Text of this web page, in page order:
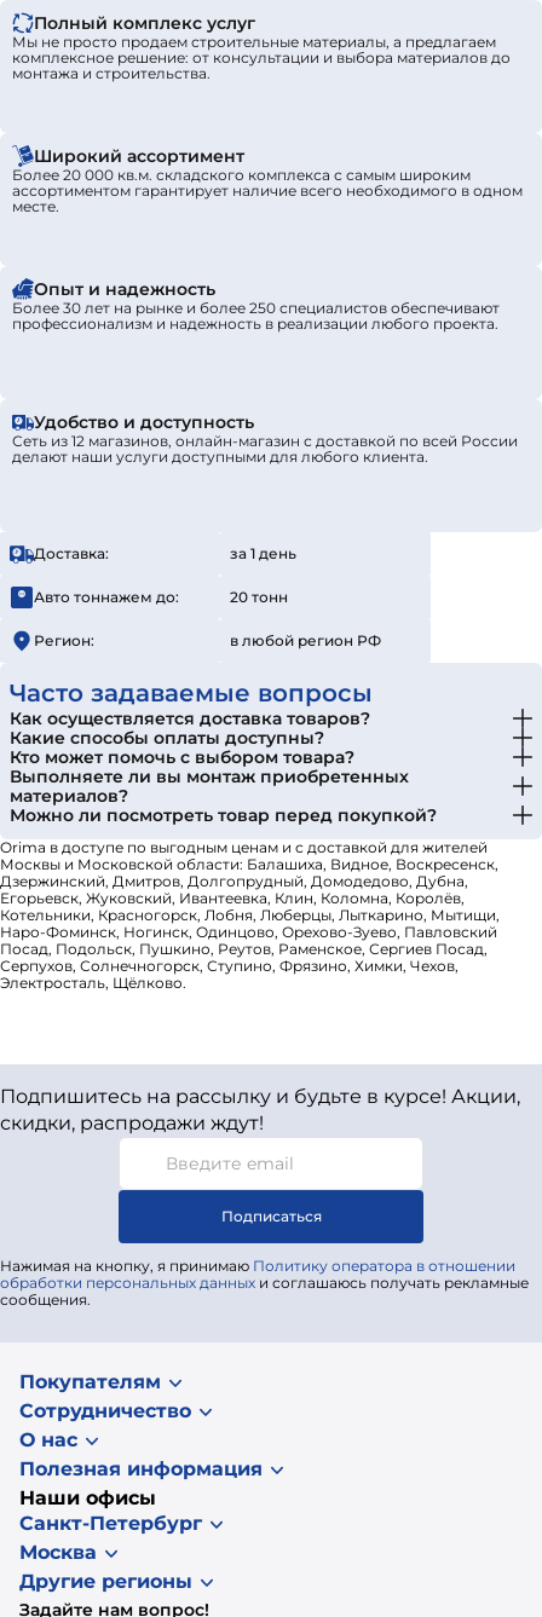
Полный комплекс услуг
Мы не просто продаем строительные материалы, а предлагаем
комплексное решение: от консультации и выбора материалов до
монтажа и строительства.
Широкий ассортимент
Более 20 000 кв.м. складского комплекса с самым широким
ассортиментом гарантирует наличие всего необходимого в одном
месте.
Опыт и надежность
Более 30 лет на рынке и более 250 специалистов обеспечивают
профессионализм и надежность в реализации любого проекта.
Удобство и доступность
Сеть из 12 магазинов, онлайн-магазин с доставкой по всей России
делают наши услуги доступными для любого клиента.
Доставка: за 1 день
Авто тоннажем до: 20 тонн
Регион: в любой регион РФ
Часто задаваемые вопросы
Как осуществляется доставка товаров?
Какие способы оплаты доступны?
Кто может помочь с выбором товара?
Выполняете ли вы монтаж приобретенных
материалов?
Можно ли посмотреть товар перед покупкой?
Orima в доступе по выгодным ценам и с доставкой для жителей
Москвы и Московской области: Балашиха, Видное, Воскресенск,
Дзержинский, Дмитров, Долгопрудный, Домодедово, Дубна,
Егорьевск, Жуковский, Ивантеевка, Клин, Коломна, Королёв,
Котельники, Красногорск, Лобня, Люберцы, Лыткарино, Мытищи,
Наро-Фоминск, Ногинск, Одинцово, Орехово-Зуево, Павловский
Посад, Подольск, Пушкино, Реутов, Раменское, Сергиев Посад,
Серпухов, Солнечногорск, Ступино, Фрязино, Химки, Чехов,
Электросталь, Щёлково.
Подпишитесь на рассылку и будьте в курсе! Акции,
скидки, распродажи ждут!
Подписаться
Нажимая на кнопку, я принимаю Политику оператора в отношении
обработки персональных данных и соглашаюсь получать рекламные
сообщения.
Покупателям
Сотрудничество
О нас
Полезная информация
Наши офисы
Санкт-Петербург
Москва
Другие регионы
Задайте нам вопрос!